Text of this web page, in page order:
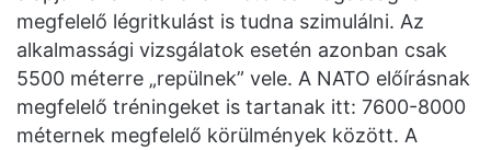
megfelelő légritkulást is tudna szimulálni. Az
alkalmassági vizsgálatok esetén azonban csak
5500 méterre „repülnek” vele. A NATO előírásnak
megfelelő tréningeket is tartanak itt: 7600-8000
méternek megfelelő körülmények között. A